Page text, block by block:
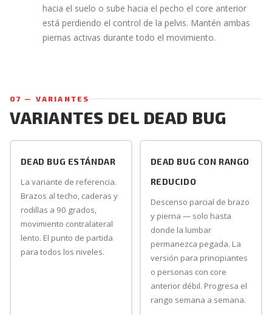
hacia el suelo o sube hacia el pecho el core anterior
está perdiendo el control de la pelvis. Mantén ambas
piernas activas durante todo el movimiento.
07 — VARIANTES
VARIANTES DEL DEAD BUG
DEAD BUG ESTÁNDAR
La variante de referencia.
Brazos al techo, caderas y
rodillas a 90 grados,
movimiento contralateral
lento. El punto de partida
para todos los niveles.
DEAD BUG CON RANGO
REDUCIDO
Descenso parcial de brazo
y pierna — solo hasta
donde la lumbar
permanezca pegada. La
versión para principiantes
o personas con core
anterior débil. Progresa el
rango semana a semana.